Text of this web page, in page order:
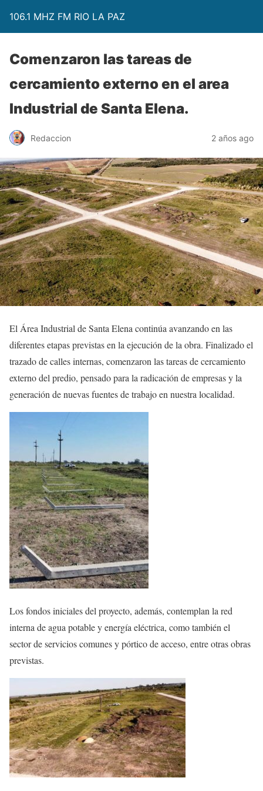
106.1 MHZ FM RIO LA PAZ
Comenzaron las tareas de
cercamiento externo en el area
Industrial de Santa Elena.
Redaccion 2 años ago
El Área Industrial de Santa Elena continúa avanzando en las
diferentes etapas previstas en la ejecución de la obra. Finalizado el
trazado de calles internas, comenzaron las tareas de cercamiento
externo del predio, pensado para la radicación de empresas y la
generación de nuevas fuentes de trabajo en nuestra localidad.
Los fondos iniciales del proyecto, además, contemplan la red
interna de agua potable y energía eléctrica, como también el
sector de servicios comunes y pórtico de acceso, entre otras obras
previstas.